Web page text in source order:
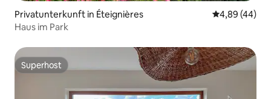
Privatunterkunft in Éteignières
4,89 (44)
Haus im Park
Superhost
Superhost